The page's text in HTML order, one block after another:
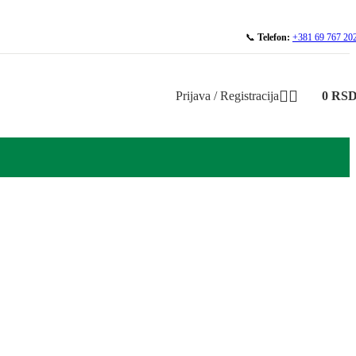
📞 Telefon: +381 69 767
Prijava / Registracija 0